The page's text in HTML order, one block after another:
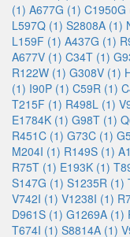
(1) A677G (1) C1950G
L597Q (1) S2808A (1)
L159F (1) A437G (1)
A677V (1) C34T (1)
R122W (1) G308V (1)
(1) I90P (1) C59R (1)
T215F (1) R498L (1)
E1784K (1) G98T (1)
R451C (1) G73C (1)
M204I (1) R149S (1)
R75T (1) E193K (1)
S147G (1) S1235R (1)
V742I (1) V1238I (1)
D961S (1) G1269A (1)
T674I (1) S8814A (1)